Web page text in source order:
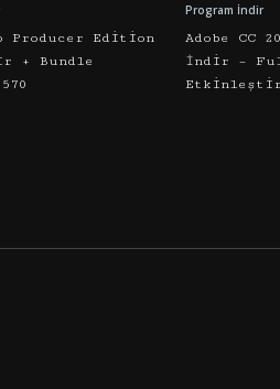
Producer Edition
+ Bundle
Program İndir
Adobe CC
İndir –